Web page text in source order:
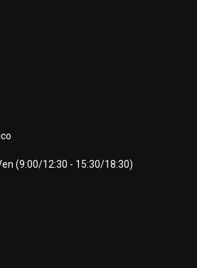
(9:00/12:30 - 15:30/18:30)